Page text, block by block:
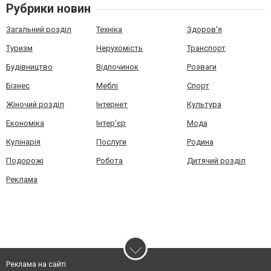
Рубрики новин
Загальний розділ Техніка Здоров'я
Туризм Нерухомість Транспорт
Будівництво Відпочинок Розваги
Бізнес Меблі Спорт
Жіночий розділ Інтернет Культура
Економіка Інтер'єр Мода
Кулінарія Послуги Родина
Подорожі Робота Дитячий розділ
Реклама
Реклама на сайті